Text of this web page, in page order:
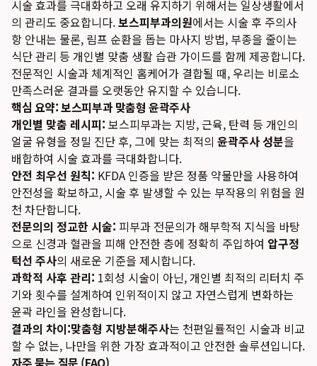
시술 효과를 극대화하고 오래 유지하기 위해서는 일상생활에서
의 관리도 중요합니다.보스피부과의원에서는 시술 후 주의사
항 안내는 물론, 림프 순환을 돕는 마사지 방법, 부종을 줄이는
식단 관리 등 개인별 맞춤 생활 습관 가이드를 함께 제공합니다.
전문적인 시술과 체계적인 홈케어가 결합될 때, 우리는 비로소
만족스러운 결과를 오랫동안 유지할 수 있습니다.
핵심 요약: 보스피부과 맞춤형 윤곽주사
개인별 맞춤 레시피: 보스피부과는 지방, 근육, 탄력 등 개인의
얼굴 유형을 정밀 진단 후, 그에 맞는 최적의 윤곽주사 성분을
배합하여 시술 효과를 극대화합니다.
안전 최우선 원칙: KFDA 인증을 받은 정품 약물만을 사용하여
안전성을 확보하고, 시술 후 발생할 수 있는 부작용의 위험을 원
천 차단합니다.
전문의의 정교한 시술: 피부과 전문의가 해부학적 지식을 바탕
으로 신경과 혈관을 피해 안전한 층에 정확히 주입하여 압구정
턱선 주사의 새로운 기준을 제시합니다.
과학적 사후 관리: 1회성 시술이 아닌, 개인별 최적의 리터치 주
기와 횟수를 설계하여 인위적이지 않고 자연스럽게 변화하는
윤곽 라인을 완성합니다.
결과의 차이:맞춤형 지방분해주사는 천편일률적인 시술과 비교
할 수 없는, 나만을 위한 가장 효과적이고 안전한 솔루션입니다.
자주 묻는 질문 (FAQ)